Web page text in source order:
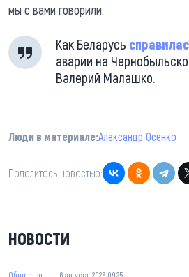
мы с вами говорили.
Как Беларусь
аварии на
Валерий Малашко.
Люди в материале:Александр Осенко
Поделитесь новостью:
НОВОСТИ
Общество 6 августа, 2026 09:25